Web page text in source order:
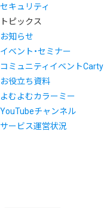
セキュリティ
トピックス
お知らせ
イベント・セミナー
コミュニティイベントCarty
お役立ち資料
よむよむカラーミー
YouTubeチャンネル
サービス運営状況